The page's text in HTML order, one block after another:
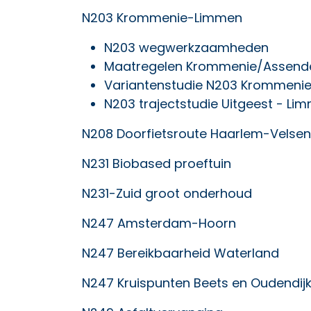
N203 Krommenie-Limmen
N203 wegwerkzaamheden
Maatregelen Krommenie/
Variantenstudie N203 Krommenie
N203 trajectstudie Uitgeest -
N208 Doorfietsroute Haarlem-Velsen
N231 Biobased proeftuin
N231-Zuid groot onderhoud
N247 Amsterdam-Hoorn
N247 Bereikbaarheid Waterland
N247 Kruispunten Beets en Oudendijk